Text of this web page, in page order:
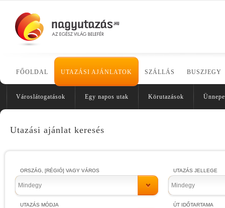
FŐOLDAL UTAZÁSI AJÁNLATOK SZÁLLÁS BUSZJEGY
Városlátogatások Egy napos utak Körutazások
Utazási ajánlat keresés
ORSZÁG, [RÉGIÓ] VAGY VÁROS
Mindegy
UTAZÁS MÓDJA
UTAZÁS JELLEGE
Mindegy
ÚT IDŐTARTAMA